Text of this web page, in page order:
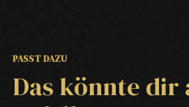
PASST DAZU
Das könnte dir